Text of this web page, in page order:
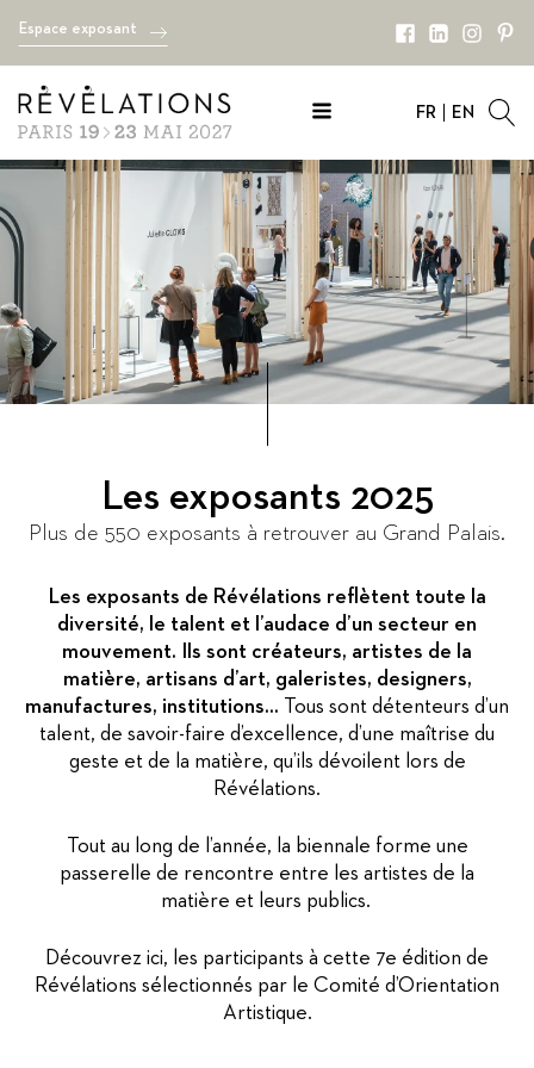
Espace exposant
FR EN
Les exposants 2025
Plus de 550 exposants à retrouver au Grand Palais.
Les exposants de Révélations reflètent toute la
diversité, le talent et l’audace d’un secteur en
mouvement. Ils sont créateurs, artistes de la
matière, artisans d’art, galeristes, designers,
manufactures, institutions... Tous sont détenteurs d’un
talent, de savoir-faire d’excellence, d’une maîtrise du
geste et de la matière, qu’ils dévoilent lors de
Révélations.
Tout au long de l’année, la biennale forme une
passerelle de rencontre entre les artistes de la
matière et leurs publics.
Découvrez ici, les participants à cette 7e édition de
Révélations sélectionnés par le Comité d’Orientation
Artistique.